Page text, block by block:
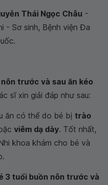
Thái Ngọc Châu -
- Sơ sinh, Bệnh viện Đa
trước và sau ăn kéo
sĩ xin giải đáp như sau:
ăn có thể do bé bị trào
viêm dạ dày. Tốt nhất,
khoa khám cho bé và
3 tuổi buồn nôn trước và